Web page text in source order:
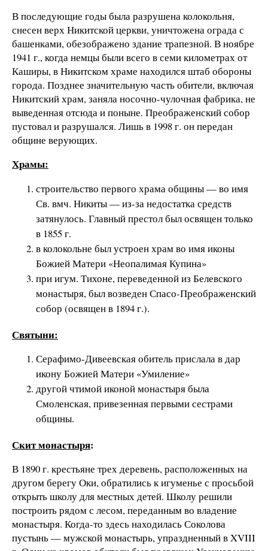
В последующие годы была разрушена колокольня,
снесен верх Никитской церкви, уничтожена ограда с
башенками, обезображено здание трапезной. В ноябре
1941 г., когда немцы были всего в семи километрах от
Каширы, в Никитском храме находился штаб обороны
города. Позднее значительную часть обители, включая
Никитский храм, заняла носочно-чулочная фабрика, не
выведенная отсюда и поныне. Преображенский собор
пустовал и разрушался. Лишь в 1998 г. он передан
общине верующих.
Храмы:
строительство первого храма общины — во имя
Св. вмч. Никиты — из-за недостатка средств
затянулось. Главный престол был освящен только
в 1855 г.
в колокольне был устроен храм во имя иконы
Божией Матери «Неопалимая Купина»
при игум. Тихоне, переведенной из Белевского
монастыря, был возведен Спасо-Преображенский
собор (освящен в 1894 г.).
Святыни:
Серафимо-Дивеевская обитель прислала в дар
икону Божией Матери «Умиление»
другой чтимой иконой монастыря была
Смоленская, привезенная первыми сестрами
общины.
Скит монастыря:
В 1890 г. крестьяне трех деревень, расположенных на
другом берегу Оки, обратились к игуменье с просьбой
открыть школу для местных детей. Школу решили
построить рядом с лесом, переданным во владение
монастыря. Когда-то здесь находилась Соколова
пустынь — мужской монастырь, упраздненный в XVIII